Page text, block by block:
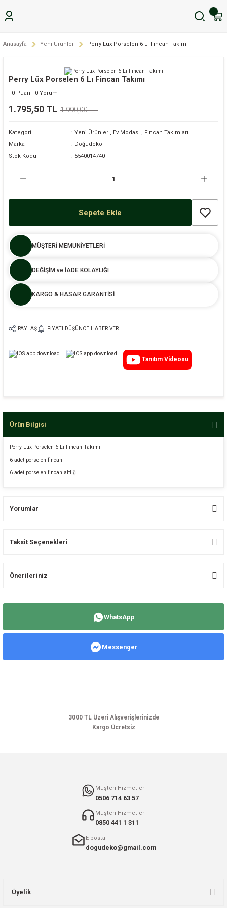
Anasayfa Yeni Ürünler Perry Lüx Porselen 6 Lı Fincan Takımı
Perry Lüx Porselen 6 Lı Fincan Takımı
0 Puan - 0 Yorum
1.795,50 TL 1.990,00 TL
Kategori Yeni Ürünler , Ev Modası , Fincan Takımları
Marka
Doğudeko
Stok Kodu
5540014740
Sepete Ekle
MÜŞTERİ MEMUNİYETLERİ
DEĞİŞİM ve İADE KOLAYLIĞI
KARGO & HASAR GARANTİSİ
PAYLAŞ FIYATI DÜŞÜNCE HABER VER
Tanıtım Videosu
Ürün Bilgisi
Perry Lüx Porselen 6 Lı Fincan Takımı
6 adet porselen fincan
6 adet porselen fincan altlığı
Yorumlar
Taksit Seçenekleri
Önerileriniz
Ürün resmi kalitesiz, bozuk veya görüntülenemiyor.
WhatsApp
Messenger
3000 TL Üzeri Alışverişlerinizde
Kargo Ücretsiz
Müşteri Hizmetleri
0506 714 63 57
Müşteri Hizmetleri
0850 441 1 311
E-posta
dogudeko@gmail.com
Üyelik